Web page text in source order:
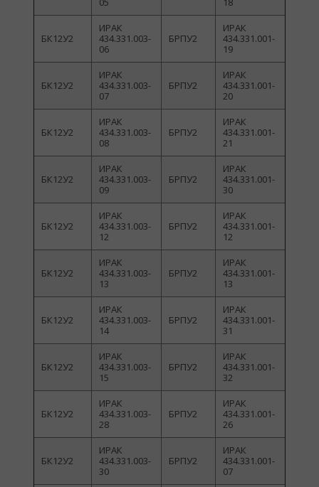
БК12У2
ИРАК
434.331.003-
06
БРПУ2
ИРАК
434.331.001-
19
БК12У2
ИРАК
434.331.003-
07
БРПУ2
ИРАК
434.331.001-
20
БК12У2
ИРАК
434.331.003-
08
БРПУ2
ИРАК
434.331.001-
21
БК12У2
ИРАК
434.331.003-
09
БРПУ2
ИРАК
434.331.001-
30
БК12У2
ИРАК
434.331.003-
12
БРПУ2
ИРАК
434.331.001-
12
БК12У2
ИРАК
434.331.003-
13
БРПУ2
ИРАК
434.331.001-
13
БК12У2
ИРАК
434.331.003-
14
БРПУ2
ИРАК
434.331.001-
31
БК12У2
ИРАК
434.331.003-
15
БРПУ2
ИРАК
434.331.001-
32
БК12У2
ИРАК
434.331.003-
28
БРПУ2
ИРАК
434.331.001-
26
БК12У2
ИРАК
434.331.003-
30
БРПУ2
ИРАК
434.331.001-
07